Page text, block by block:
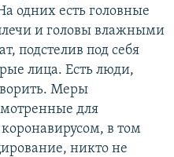
одних есть головные
и головы влажными
подстелив под себя
лица. Есть люди,
Меры
для
в том
никто не